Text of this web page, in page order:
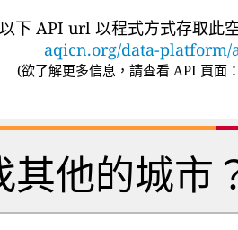
下 API url 以程式方式存取此
aqicn.org/data-platform/
(欲了解更多信息，請查看 API 頁面：
其他的城市